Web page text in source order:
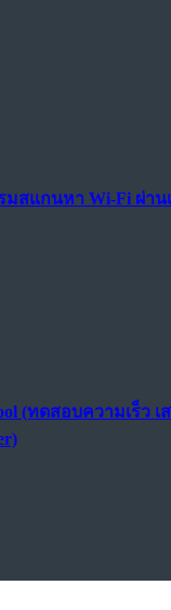
มสแกนหา Wi-Fi ผ่าน
(ทดสอบความเร็ว